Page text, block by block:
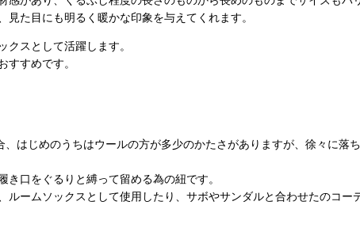
た目にも明るく暖かな印象を与えてくれます。
スとして活躍します。
すすめです。
はじめのうちはウールの方が多少のかたさがありますが、徐々に
口をぐるりと縛って留める為の紐です。
ームソックスとして使用したり、サボやサンダルと合わせたのコー